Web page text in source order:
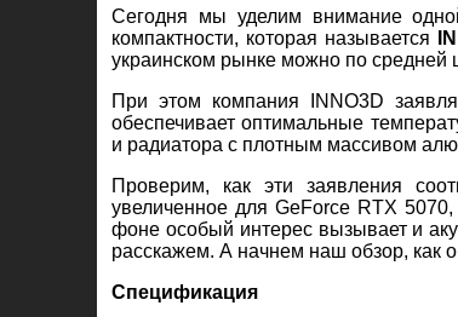
Сегодня мы уделим внимание
компактности, которая называется
украинском рынке можно по средней
При этом компания INNO3D
обеспечивает оптимальные
и радиатора с плотным массивом
Проверим, как эти заявления
увеличенное для GeForce RTX
фоне особый интерес вызывает и
расскажем. А начнем наш обзор, как
Спецификация